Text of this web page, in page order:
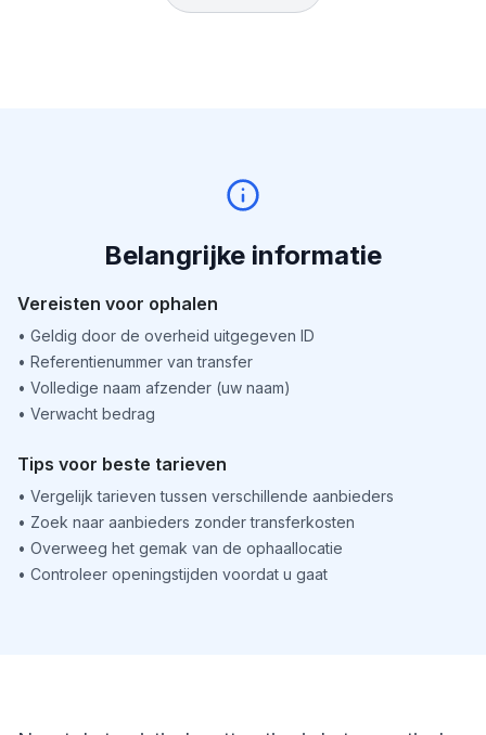
Belangrijke informatie
Vereisten voor ophalen
• Geldig door de overheid uitgegeven ID
• Referentienummer van transfer
• Volledige naam afzender (uw naam)
• Verwacht bedrag
Tips voor beste tarieven
• Vergelijk tarieven tussen verschillende aanbieders
• Zoek naar aanbieders zonder transferkosten
• Overweeg het gemak van de ophaallocatie
• Controleer openingstijden voordat u gaat